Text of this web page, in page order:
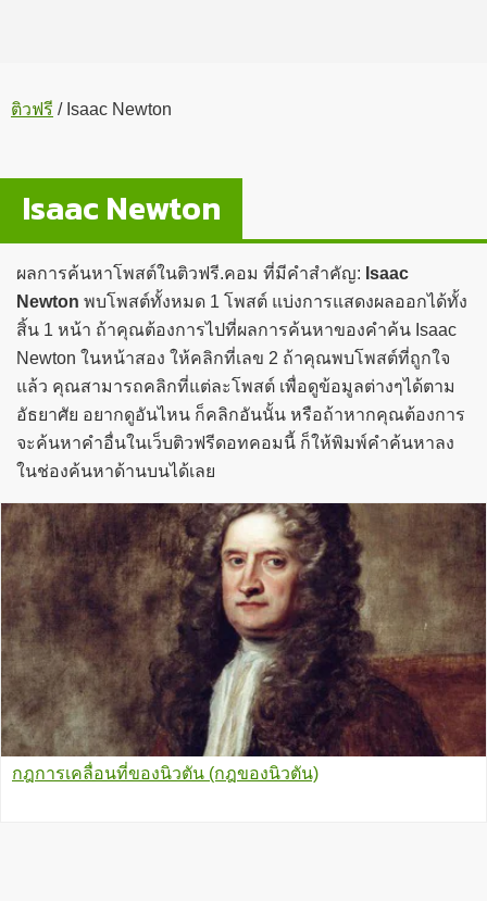
ติวฟรี /Isaac Newton
Isaac Newton
ผลการค้นหาโพสต์ในติวฟรี.คอม ที่มีคำสำคัญ: Isaac
Newton พบโพสต์ทั้งหมด 1 โพสต์ แบ่งการแสดงผลออกได้ทั้ง
สิ้น 1 หน้า ถ้าคุณต้องการไปที่ผลการค้นหาของคำค้น Isaac
Newton ในหน้าสอง ให้คลิกที่เลข 2 ถ้าคุณพบโพสต์ที่ถูกใจ
แล้ว คุณสามารถคลิกที่แต่ละโพสต์ เพื่อดูข้อมูลต่างๆได้ตาม
อัธยาศัย อยากดูอันไหน ก็คลิกอันนั้น หรือถ้าหากคุณต้องการ
จะค้นหาคำอื่นในเว็บติวฟรีดอทคอมนี้ ก็ให้พิมพ์คำค้นหาลง
ในช่องค้นหาด้านบนได้เลย
กฎการเคลื่อนที่ของนิวตัน (กฎของนิวตัน)